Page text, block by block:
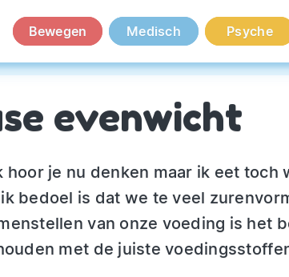
Bewegen Medisch Psyche
evenwicht
hoor je nu denken maar ik eet toch
bedoel is dat we te veel
van onze voeding is het
met de juiste